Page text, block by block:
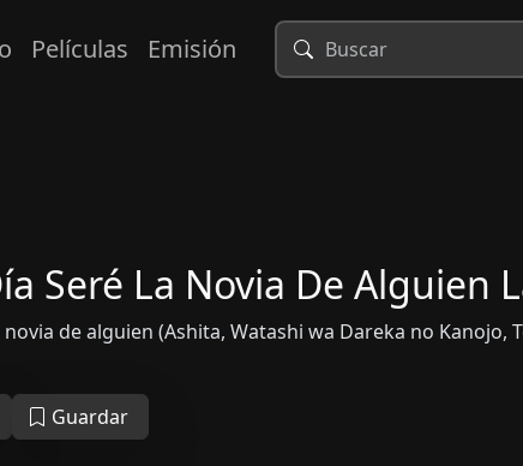
Películas Emisión
Seré La Novia De Alguien
de alguien (Ashita, Watashi wa Dareka no
Guardar